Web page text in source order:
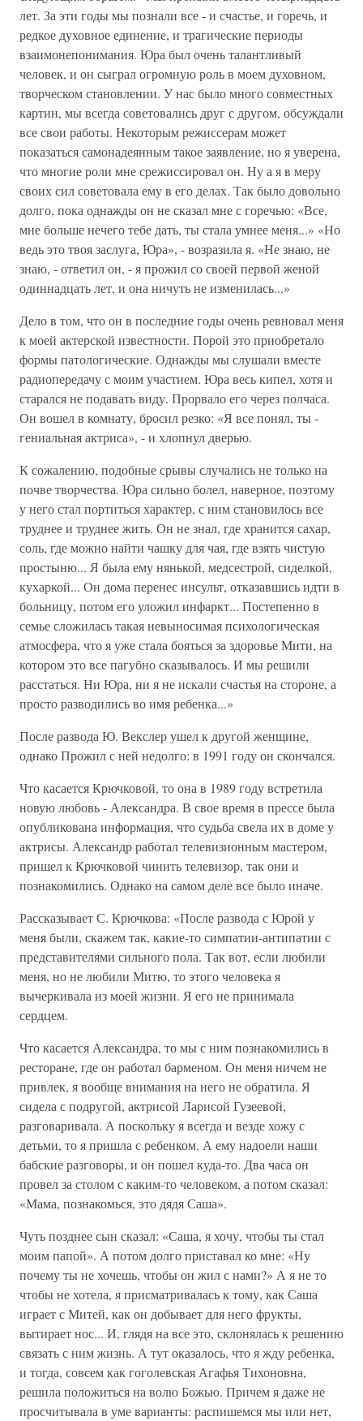
лет. За эти годы мы познали все - и счастье, и горечь, и
редкое духовное единение, и трагические периоды
взаимонепонимания. Юра был очень талантливый
человек, и он сыграл огромную роль в моем духовном,
творческом становлении. У нас было много совместных
картин, мы всегда советовались друг с другом, обсуждали
все свои работы. Некоторым режиссерам может
показаться самонадеянным такое заявление, но я уверена,
что многие роли мне срежиссировал он. Ну а я в меру
своих сил советовала ему в его делах. Так было довольно
долго, пока однажды он не сказал мне с горечью: «Все,
мне больше нечего тебе дать, ты стала умнее меня...» «Но
ведь это твоя заслуга, Юра», - возразила я. «Не знаю, не
знаю, - ответил он, - я прожил со своей первой женой
одиннадцать лет, и она ничуть не изменилась...»
Дело в том, что он в последние годы очень ревновал меня
к моей актерской известности. Порой это приобретало
формы патологические. Однажды мы слушали вместе
радиопередачу с моим участием. Юра весь кипел, хотя и
старался не подавать виду. Прорвало его через полчаса.
Он вошел в комнату, бросил резко: «Я все понял, ты -
гениальная актриса», - и хлопнул дверью.
К сожалению, подобные срывы случались не только на
почве творчества. Юра сильно болел, наверное, поэтому
у него стал портиться характер, с ним становилось все
труднее и труднее жить. Он не знал, где хранится сахар,
соль, где можно найти чашку для чая, где взять чистую
простыню... Я была ему нянькой, медсестрой, сиделкой,
кухаркой... Он дома перенес инсульт, отказавшись идти в
больницу, потом его уложил инфаркт... Постепенно в
семье сложилась такая невыносимая психологическая
атмосфера, что я уже стала бояться за здоровье Мити, на
котором это все пагубно сказывалось. И мы решили
расстаться. Ни Юра, ни я не искали счастья на стороне, а
просто разводились во имя ребенка...»
После развода Ю. Векслер ушел к другой женщине,
однако Прожил с ней недолго: в 1991 году он скончался.
Что касается Крючковой, то она в 1989 году встретила
новую любовь - Александра. В свое время в прессе была
опубликована информация, что судьба свела их в доме у
актрисы. Александр работал телевизионным мастером,
пришел к Крючковой чинить телевизор, так они и
познакомились. Однако на самом деле все было иначе.
Рассказывает С. Крючкова: «После развода с Юрой у
меня были, скажем так, какие-то симпатии-антипатии с
представителями сильного пола. Так вот, если любили
меня, но не любили Митю, то этого человека я
вычеркивала из моей жизни. Я его не принимала
сердцем.
Что касается Александра, то мы с ним познакомились в
ресторане, где он работал барменом. Он меня ничем не
привлек, я вообще внимания на него не обратила. Я
сидела с подругой, актрисой Ларисой Гузеевой,
разговаривала. А поскольку я всегда и везде хожу с
детьми, то я пришла с ребенком. А ему надоели наши
бабские разговоры, и он пошел куда-то. Два часа он
провел за столом с каким-то человеком, а потом сказал:
«Мама, познакомься, это дядя Саша».
Чуть позднее сын сказал: «Саша, я хочу, чтобы ты стал
моим папой». А потом долго приставал ко мне: «Ну
почему ты не хочешь, чтобы он жил с нами?» А я не то
чтобы не хотела, я присматривалась к тому, как Саша
играет с Митей, как он добывает для него фрукты,
вытирает нос... И, глядя на все это, склонялась к решению
связать с ним жизнь. А тут оказалось, что я жду ребенка,
и тогда, совсем как гоголевская Агафья Тихоновна,
решила положиться на волю Божью. Причем я даже не
просчитывала в уме варианты: распишемся мы или нет,